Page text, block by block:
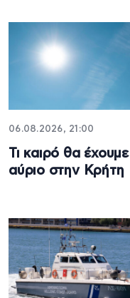
06.08.2026, 21:00
Τι καιρό θα έχουμε
αύριο στην Κρήτη